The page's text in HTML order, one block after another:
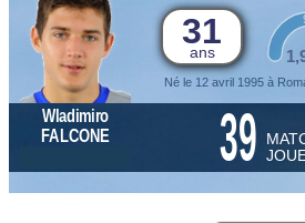
31
ans
Né le 12 avril 1995 à
Wladimiro
FALCONE
39